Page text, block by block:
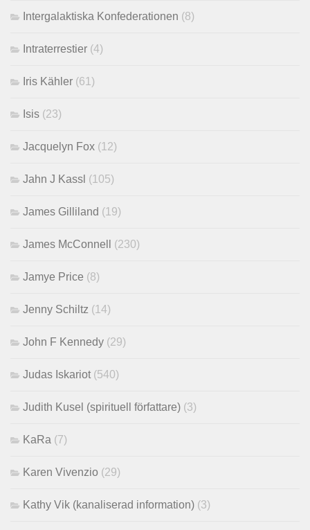
Intergalaktiska Konfederationen (8)
Intraterrestier (4)
Iris Kähler (61)
Isis (23)
Jacquelyn Fox (12)
Jahn J Kassl (105)
James Gilliland (19)
James McConnell (230)
Jamye Price (8)
Jenny Schiltz (14)
John F Kennedy (29)
Judas Iskariot (540)
Judith Kusel (spirituell författare) (3)
KaRa (7)
Karen Vivenzio (29)
Kathy Vik (kanaliserad information) (3)